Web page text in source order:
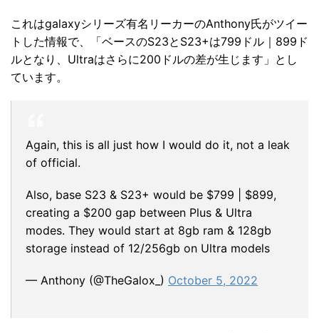
これはgalaxyシリーズ有名リーカーのAnthony氏がツイー
トした情報で、「ベースのS23とS23+は799ドル｜899ド
ルとなり、Ultraはさらに200ドルの差が生じます」とし
ています。
Again, this is all just how I would do it, not a leak
of official.
Also, base S23 & S23+ would be $799 | $899,
creating a $200 gap between Plus & Ultra
modes. They would start at 8gb ram & 128gb
storage instead of 12/256gb on Ultra models
— Anthony (@TheGalox_) October 5, 2022